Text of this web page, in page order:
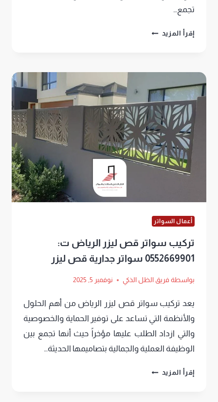
تجمع…
إقرأ المزيد اشكال
,سواتر
خشب
وحديد
وقماش
للفيلا
والمنازل
أعمال السواتر
تركيب سواتر قص ليزر الرياض ت:
0552669901 سواتر جدارية قص ليزر
بواسطة فريق الظل الذكي نوفمبر 5, 2025
يعد تركيب سواتر قص ليزر الرياض من أهم الحلول
والأنظمة التي تساعد على توفير الحماية والخصوصية
والتي ازداد الطلب عليها مؤخراً حيث أنها تجمع بين
الوظيفة العملية والجمالية بتصاميمها الحديثة…
إقرأ المزيد تركيب